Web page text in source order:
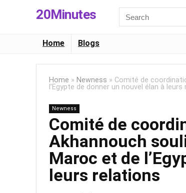
20Minutes
for:
Home Blogs
Home » Newness » Comité de
l’Egypte de donner un nouvel élan à leurs
Newness
Comité de
Akhannouch
Maroc et de
leurs relations